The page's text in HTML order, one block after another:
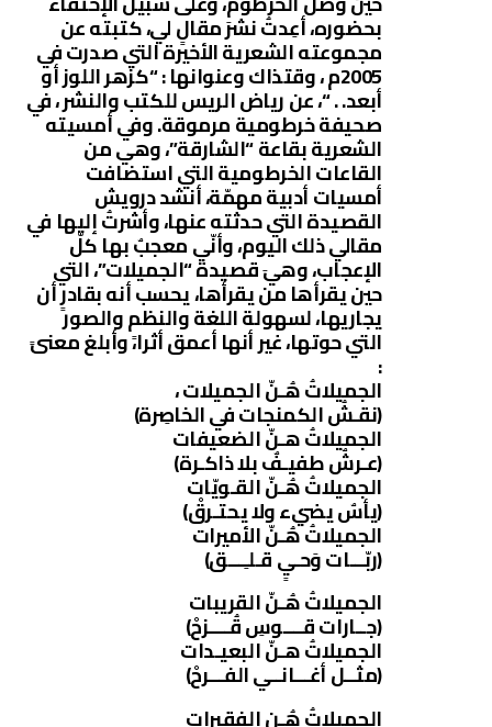
بحضوره، أعِدتُ نشرَ مقالٍ لي، كتبته عن
مجموعته الشعرية الأخيرة التي صدرت في
2005م ، وقتذاك وعنوانها : “كزهر اللوز أو
أبعد. . “، عن رياض الريس للكتب والنشر ، في
صحيفة خرطومية مرموقة. وفي أمسيته
الشعرية بقاعة “الشارقة”، وهي من
القاعات الخرطومية التي استضافت
أمسيات أدبية مهمّة، أنشد درويش
القصيدة التي حدثته عنها، وأشرتُ إليها في
مقالي ذلك اليوم، وأنّي معجبٌ بها كلّ
الإعجاب، وهيَ قصيدة “الجميلات”، التي
حين يقرأها من يقرأها، يحسب أنه بقادرٍ أن
يجاريها، لسهولة اللغة والنظم والصور
التي حوتها، غير أنها أعمق أثرا،ً وأبلغ معنىً
:
الجميلاتُ هُـنّ الجميلات ،
(نقـشُ الكمنجات في الخاصِرة)
الجميلاتُ هـنّ الضعيفات
(عـرشٌ طفيـفٌ بلا ذاكـرة)
الجميلاتُ هُـنّ القـويّات
(يأسٌ يضيء ولا يحتـرقْ)
الجميلاتُ هُـنّ الأميرات
(ربّـــات وَحـيٍ قـلـِـــق)
الجميلاتُ هُـنّ القريبات
(جــارات قــــوسِ قُــــزحْ)
الجميلاتُ هـنّ البعيـدات
(مثــل أغـــانــي الفـــرحْ)
الجميلاتُ هُـن الفقيرات